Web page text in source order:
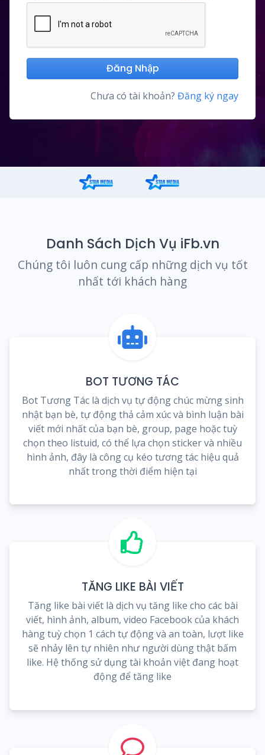
Đăng Nhập
Chưa có tài khoản?Đăng ký ngay
Danh Sách Dịch Vụ iFb.vn
Chúng tôi luôn cung cấp những dịch vụ tốt
nhất tới khách hàng
BOT TƯƠNG TÁC
Bot Tương Tác là dịch vụ tự động chúc mừng sinh
nhật bạn bè, tự động thả cảm xúc và bình luận bài
viết mới nhất của bạn bè, group, page hoặc tuỳ
chọn theo listuid, có thể lựa chọn sticker và nhiều
hình ảnh, đây là công cụ kéo tương tác hiệu quả
nhất trong thời điểm hiện tại
TĂNG LIKE BÀI VIẾT
Tăng like bài viết là dịch vụ tăng like cho các bài
viết, hình ảnh, album, video Facebook của khách
hàng tuỳ chọn 1 cách tự động và an toàn, lượt like
sẽ nhảy lên tự nhiên như người dùng thật bấm
like. Hệ thống sử dụng tài khoản việt đang hoạt
động để tăng like